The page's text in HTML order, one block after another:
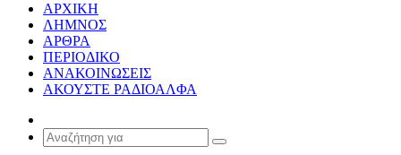
ΑΡΧΙΚΗ
ΛΗΜΝΟΣ
ΑΡΘΡΑ
ΠΕΡΙΟΔΙΚΟ
ΑΝΑΚΟΙΝΩΣΕΙΣ
ΑΚΟΥΣΤΕ ΡΑΔΙΟΑΛΦΑ
Article
Αναζήτηση